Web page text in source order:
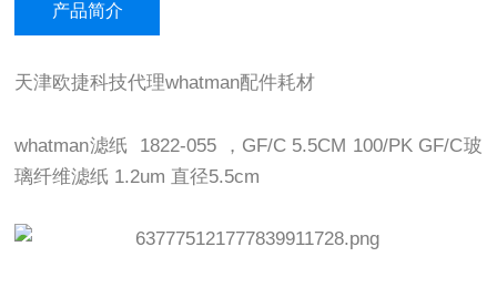
产品简介
天津欧捷科技代理whatman配件耗材
whatman滤纸 1822-055 ，GF/C 5.5CM 100/PK GF/C玻
璃纤维滤纸 1.2um 直径5.5cm